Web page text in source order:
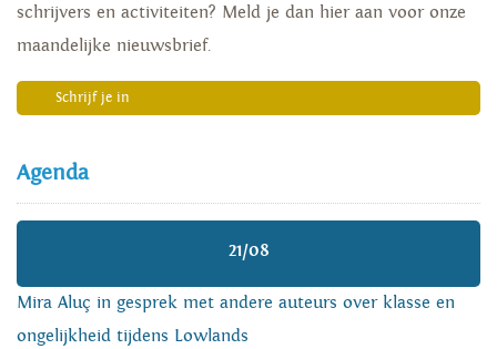
schrijvers en activiteiten? Meld je dan hier aan voor onze
maandelijke nieuwsbrief.
Schrijf je in
Agenda
21/08
Mira Aluç in gesprek met andere auteurs over klasse en
ongelijkheid tijdens Lowlands